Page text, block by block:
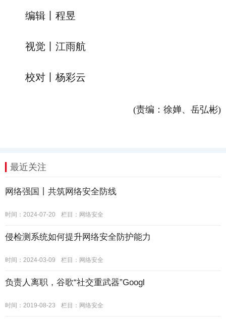
编辑丨程昱
视觉丨江雨航
校对丨杨彩云
(责编：徐婵、岳弘彬)
最近关注
网络强国丨共筑网络安全防线
时间：2024-07-20 栏目： 网络安全
侵检测系统如何提升网络安全防护能力
时间：2024-03-09 栏目： 网络安全
负责人离职，谷歌“社交重武器”Googl
时间：2019-08-23 栏目： 网络安全